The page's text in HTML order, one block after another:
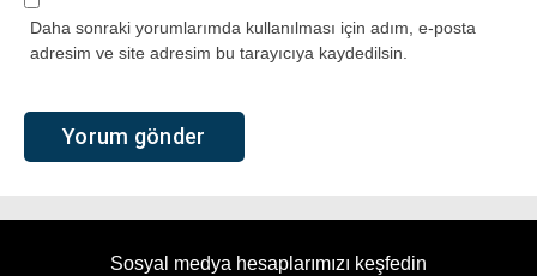
Daha sonraki yorumlarımda kullanılması için adım, e-posta
adresim ve site adresim bu tarayıcıya kaydedilsin.
Sosyal medya hesaplarımızı keşfedin